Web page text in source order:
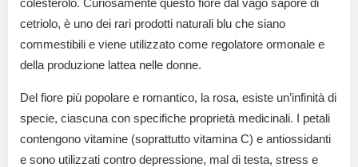
cetriolo, è uno dei rari prodotti naturali blu che siano
commestibili e viene utilizzato come regolatore ormonale e
della produzione lattea nelle donne.
Del fiore più popolare e romantico, la rosa, esiste un’infinità di
specie, ciascuna con specifiche proprietà medicinali. I petali
contengono vitamine (soprattutto vitamina C) e antiossidanti
e sono utilizzati contro depressione, mal di testa, stress e